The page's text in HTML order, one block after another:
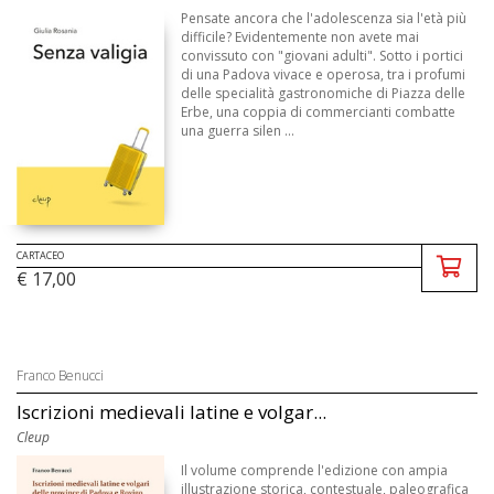
Pensate ancora che l'adolescenza sia l'età più
difficile? Evidentemente non avete mai
convissuto con "giovani adulti". Sotto i portici
di una Padova vivace e operosa, tra i profumi
delle specialità gastronomiche di Piazza delle
Erbe, una coppia di commercianti combatte
una guerra silen ...
CARTACEO
€ 17,00
Franco Benucci
Iscrizioni medievali latine e volgar...
Cleup
Il volume comprende l'edizione con ampia
illustrazione storica, contestuale, paleografica